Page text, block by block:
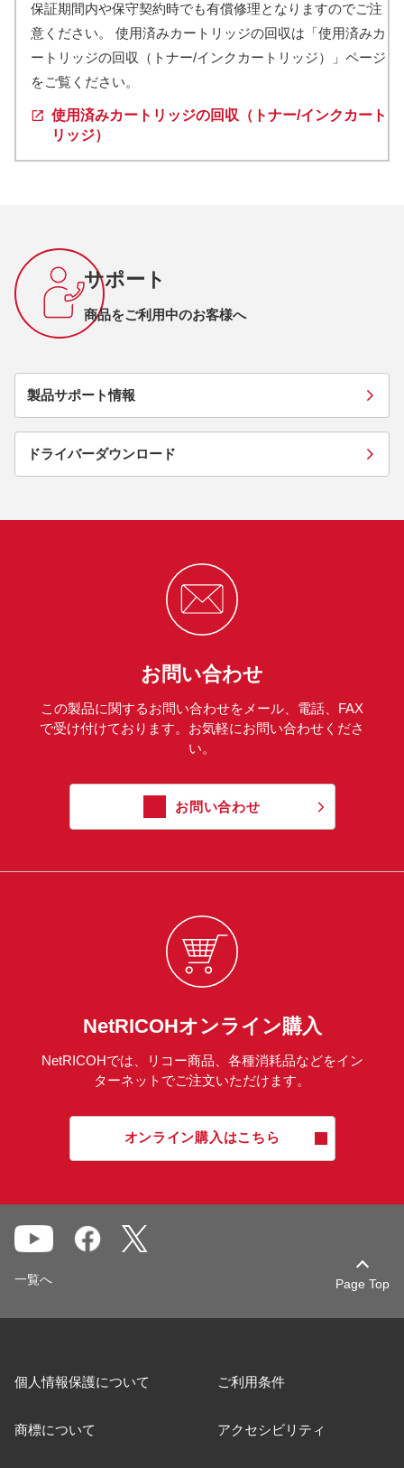
保証期間内や保守契約時でも有償修理となりますのでご注
意ください。 使用済みカートリッジの回収は「使用済みカ
ートリッジの回収（トナー/インクカートリッジ）」ページ
をご覧ください。
使用済みカートリッジの回収（トナー/インクカート
リッジ）
サポート
商品をご利用中のお客様へ
製品サポート情報
ドライバーダウンロード
お問い合わせ
この製品に関するお問い合わせをメール、電話、FAX
で受け付けております。お気軽にお問い合わせくださ
い。
お問い合わせ
NetRICOHオンライン購入
NetRICOHでは、リコー商品、各種消耗品などをイン
ターネットでご注文いただけます。
オンライン購入はこちら
Page Top
一覧へ
個人情報保護について ご利用条件
商標について アクセシビリティ